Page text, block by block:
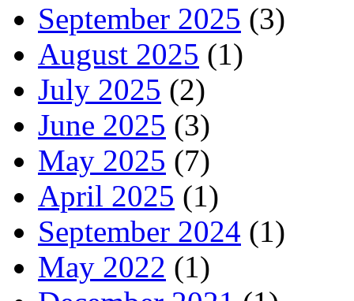
September 2025 (3)
August 2025 (1)
July 2025 (2)
June 2025 (3)
May 2025 (7)
April 2025 (1)
September 2024 (1)
May 2022 (1)